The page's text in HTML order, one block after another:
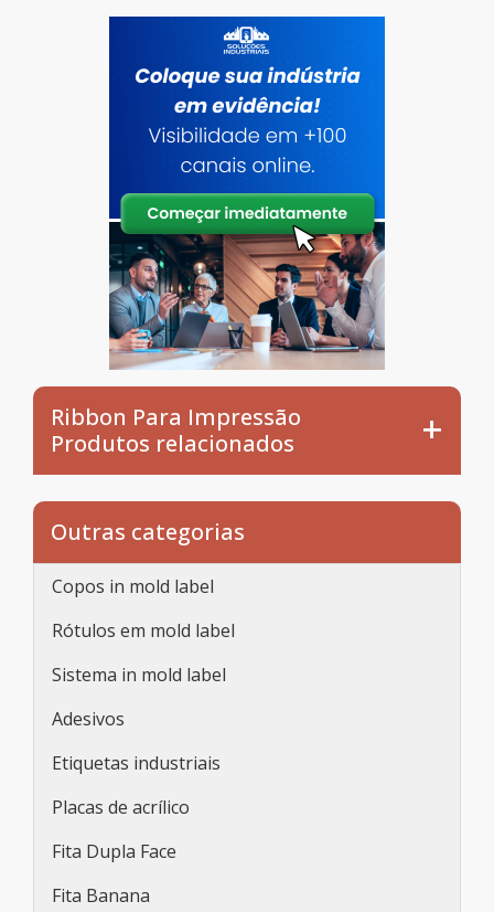
Ribbon Para Impressão
Produtos relacionados
Outras categorias
Copos in mold label
Rótulos em mold label
Sistema in mold label
Adesivos
Etiquetas industriais
Placas de acrílico
Fita Dupla Face
Fita Banana